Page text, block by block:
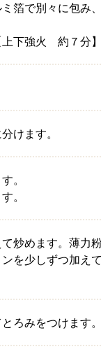
箔で別々に包み
下強火 約７分】
けます。
。
。
炒めます。薄力
を少しずつ加え
ろみをつけます。